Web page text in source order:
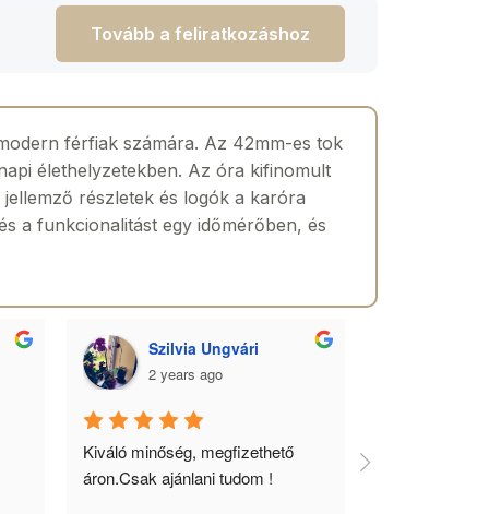
Tovább a feliratkozáshoz
férfiak számára. Az 42mm-es tok
élethelyzetekben. Az óra kifinomult
részletek és logók a karóra
a funkcionalitást egy időmérőben, és
Szilvia Ungvári
2 years ago
Kiváló minőség, megfizethető
áron.Csak ajánlani tudom !